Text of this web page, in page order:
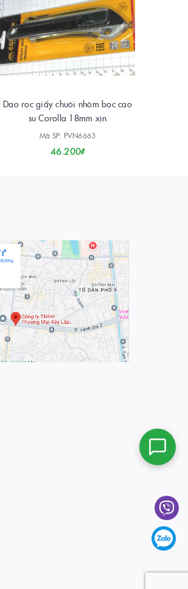
Dao rọc giấy chuôi nhôm bọc cao
su Corolla 18mm xịn
Mã SP: PVN6663
46.200₫